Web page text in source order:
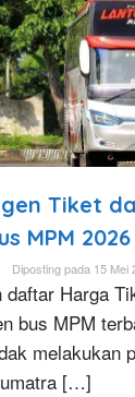
Tiket
MPM 2026
Diposting pada 15 Mei
daftar Harga
bus MPM
melakukan
[…]